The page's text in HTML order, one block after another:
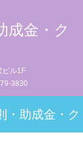
金・ク
ビル1F
3830
助成金・ク